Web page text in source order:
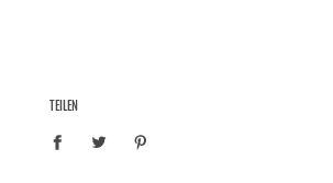
TEILEN